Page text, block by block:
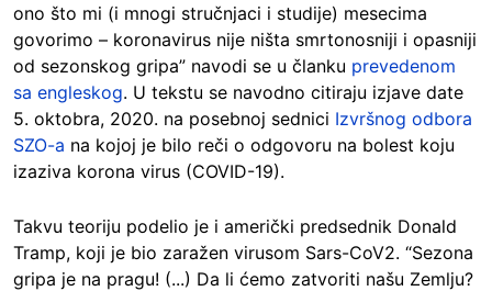
ono što mi (i mnogi stručnjaci i studije) mesecima
govorimo – koronavirus nije ništa smrtonosniji i opasniji
od sezonskog gripa” navodi se u članku prevedenom
sa engleskog. U tekstu se navodno citiraju izjave date
5. oktobra, 2020. na posebnoj sednici Izvršnog odbora
SZO-a na kojoj je bilo reči o odgovoru na bolest koju
izaziva korona virus (COVID-19).
Takvu teoriju podelio je i američki predsednik Donald
Tramp, koji je bio zaražen virusom Sars-CoV2. “Sezona
gripa je na pragu! (...) Da li ćemo zatvoriti našu Zemlju?